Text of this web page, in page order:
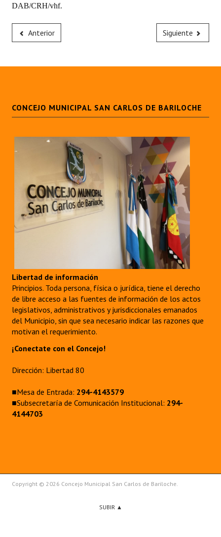
DAB/CRH/vhf.
Anterior Siguiente
CONCEJO MUNICIPAL SAN CARLOS DE BARILOCHE
Libertad de información
Principios. Toda persona, física o jurídica, tiene el derecho
de libre acceso a las fuentes de información de los actos
legislativos, administrativos y jurisdiccionales emanados
del Municipio, sin que sea necesario indicar las razones que
motivan el requerimiento.
¡Conectate con el Concejo!
Dirección: Libertad 80
■Mesa de Entrada: 294-4143579
■Subsecretaría de Comunicación Institucional: 294-
4144703
Copyright © 2026 Concejo Municipal San Carlos de Bariloche.
SUBIR ▲